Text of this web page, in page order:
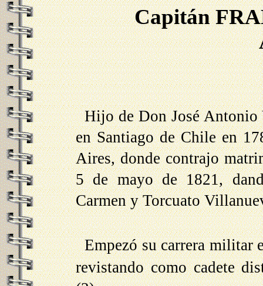
Capitán
Hijo de Don José Antonio
en Santiago de Chile en
Aires, donde contrajo
5 de mayo de 1821,
Carmen y Torcuato
Empezó su carrera militar
revistando como cadete